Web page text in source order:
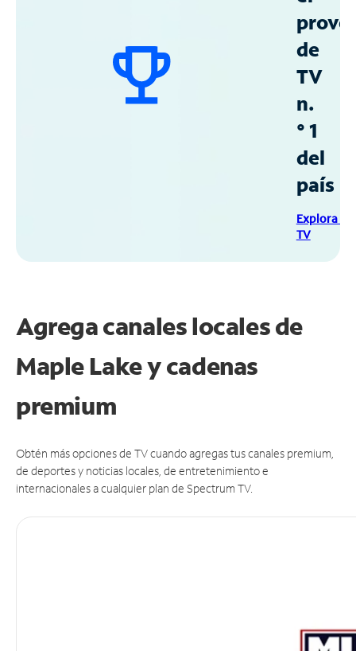
de
TV
n.
° 1
del
país
Explora
TV
Agrega canales locales de
Maple Lake y cadenas
premium
Obtén más opciones de TV cuando agregas tus canales premium,
de deportes y noticias locales, de entretenimiento e
internacionales a cualquier plan de Spectrum TV.